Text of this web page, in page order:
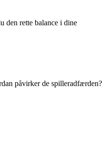
den rette balance i dine
påvirker de spilleradfærden?